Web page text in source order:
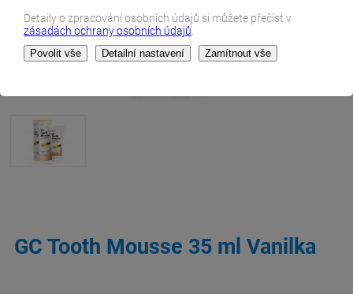
Detaily o zpracování osobních údajů si můžete přečíst v
zásadách ochrany osobních údajů
GC Tooth Mousse 35 ml Vanilka